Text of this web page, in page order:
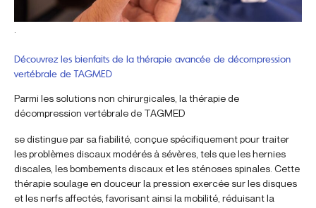
Découvrez les bienfaits de la thérapie avancée de décompression
vertébrale de TAGMED
Parmi les solutions non chirurgicales, la thérapie de
décompression vertébrale de TAGMED
se distingue par sa fiabilité, conçue spécifiquement pour traiter
les problèmes discaux modérés à sévères, tels que les hernies
discales, les bombements discaux et les sténoses spinales. Cette
thérapie soulage en douceur la pression exercée sur les disques
et les nerfs affectés, favorisant ainsi la mobilité, réduisant la